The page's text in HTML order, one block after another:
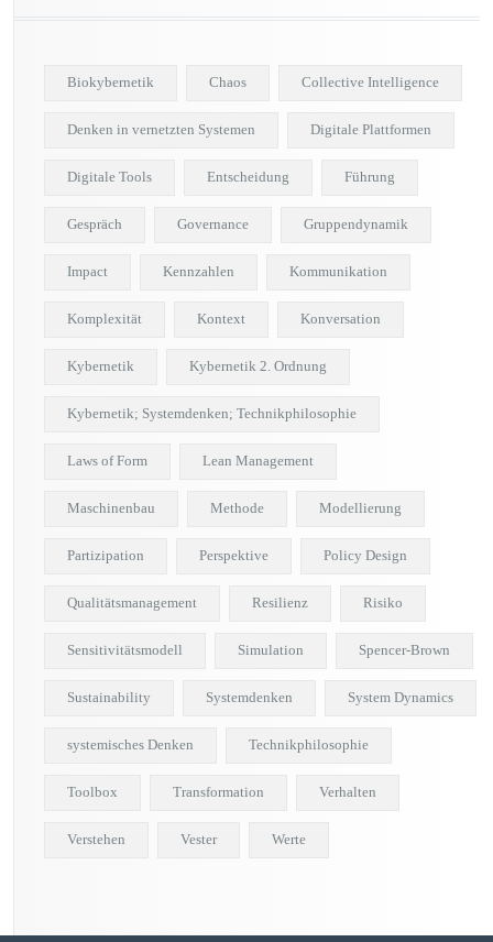
Biokybernetik Chaos Collective Intelligence
Denken in vernetzten Systemen Digitale Plattformen
Digitale Tools Entscheidung Führung
Gespräch Governance Gruppendynamik
Impact Kennzahlen Kommunikation
Komplexität Kontext Konversation
Kybernetik Kybernetik 2. Ordnung
Kybernetik; Systemdenken; Technikphilosophie
Laws of Form Lean Management
Maschinenbau Methode Modellierung
Partizipation Perspektive Policy Design
Qualitätsmanagement Resilienz Risiko
Sensitivitätsmodell Simulation Spencer-Brown
Sustainability Systemdenken System Dynamics
systemisches Denken Technikphilosophie
Toolbox Transformation Verhalten
Verstehen Vester Werte